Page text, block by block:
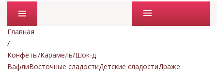
Промо товары
Главная
/
Конфеты/Карамель/Шок-д
ВафлиВосточные сладостиДетские сладостиДраже